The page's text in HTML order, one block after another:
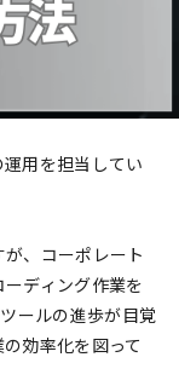
用を担当してい
、コーポレート
ディング作業を
ールの進歩が目覚
効率化を図って